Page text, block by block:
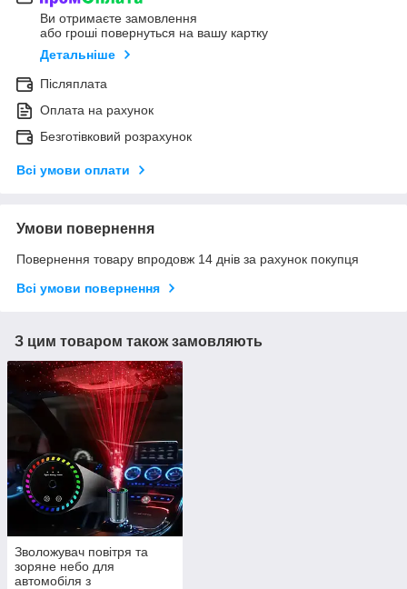
Ви отримаєте замовлення
або гроші повернуться на вашу картку
Детальніше
Післяплата
Оплата на рахунок
Безготівковий розрахунок
Всі умови оплати
Умови повернення
Повернення товару впродовж 14 днів за рахунок покупця
Всі умови повернення
З цим товаром також замовляють
Зволожувач повітря та
зоряне небо для
автомобіля з